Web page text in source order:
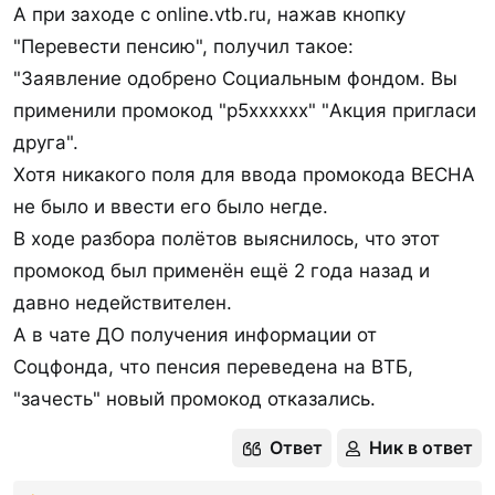
Спойлер:Скриншот
2000 руб от Ак Барс Банка
нужно одно зачисление пенсии и оформление
карты Мир.
Выплата будет начислена 15-го числа
следующего месяца после зачисления. Кто
участник акции - под спойлером. Формулировка
изменена, участвуют новые клиенты (без счетов
А при заходе с online.vtb.ru, нажав кнопку
"Перевести пенсию", получил такое:
"Заявление одобрено Социальным фондом. Вы
применили промокод "p5xxxxxx" "Акция пригласи
друга".
Хотя никакого поля для ввода промокода ВЕСНА
не было и ввести его было негде.
В ходе разбора полётов выяснилось, что этот
промокод был применён ещё 2 года назад и
давно недействителен.
А в чате ДО получения информации от
Соцфонда, что пенсия переведена на ВТБ,
"зачесть" новый промокод отказались.
Ответ Ник в ответ